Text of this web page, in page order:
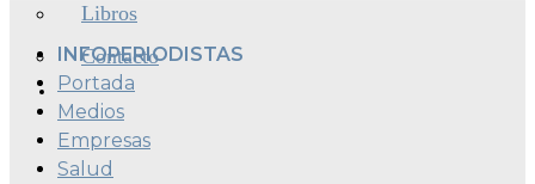
Libros
Contacto
INFOPERIODISTAS
Portada
Medios
Empresas
Salud